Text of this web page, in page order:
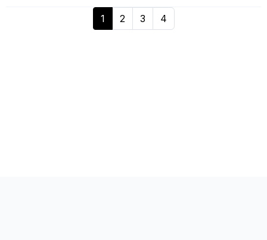
1 2 3 4